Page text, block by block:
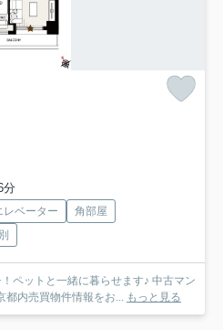
分
レベーター
角部屋
トと一緒に暮らせます♪ 中古マン
内売買物件情報をお...
もっと見る